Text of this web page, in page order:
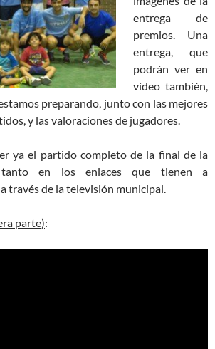
entrega de
premios. Una
entrega, que
podrán ver en
vídeo también,
preparando, junto con las mejores
y las valoraciones de jugadores.
ya el partido completo de la final de la
tanto en los enlaces que tienen a
través de la televisión municipal.
parte):